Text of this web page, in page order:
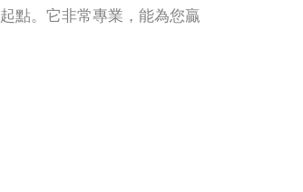
點。它非常專業，能為您贏